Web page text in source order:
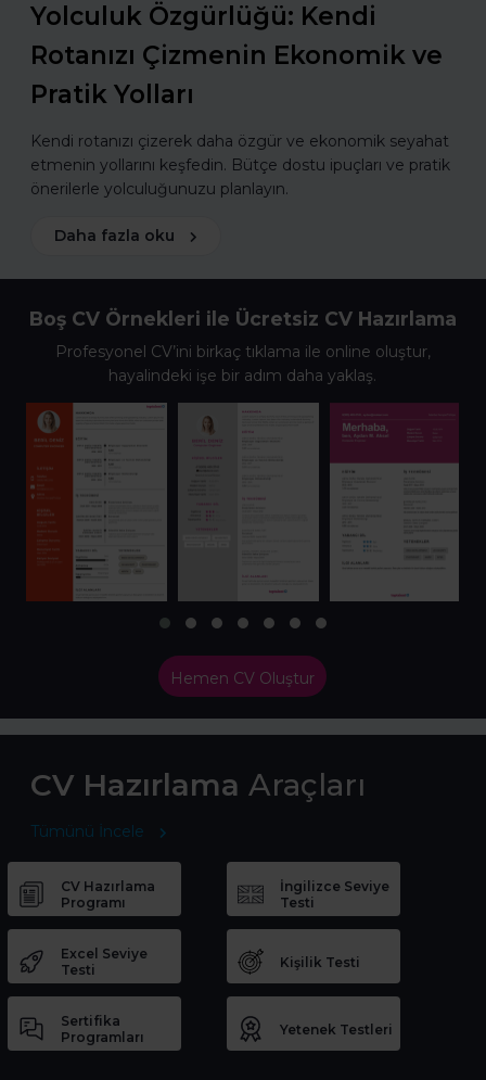
Yolculuk Özgürlüğü: Kendi
Rotanızı Çizmenin Ekonomik ve
Pratik Yolları
Kendi rotanızı çizerek daha özgür ve ekonomik seyahat
etmenin yollarını keşfedin. Bütçe dostu ipuçları ve pratik
önerilerle yolculuğunuzu planlayın.
Daha fazla oku
Boş CV Örnekleri ile Ücretsiz CV Hazırlama
Profesyonel CV’ini birkaç tıklama ile online oluştur,
hayalindeki işe bir adım daha yaklaş.
Hemen CV Oluştur
CV Hazırlama Araçları
Tümünü İncele
CV Hazırlama
Programı
İngilizce Seviye
Testi
Excel Seviye
Testi
Kişilik Testi
Sertifika
Programları
Yetenek Testleri